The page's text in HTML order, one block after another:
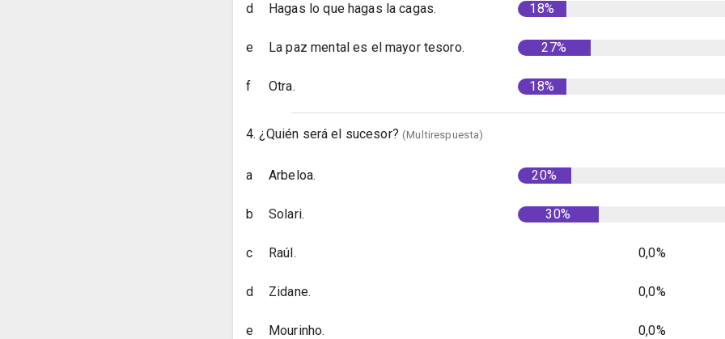
d Hagas lo que hagas la cagas. 18%
e La paz mental es el mayor tesoro. 27%
f Otra. 18%
4. ¿Quién será el sucesor?(Multirespuesta)
a Arbeloa. 20%
b Solari. 30%
c Raúl. 0,0%
d Zidane. 0,0%
e Mourinho. 0,0%